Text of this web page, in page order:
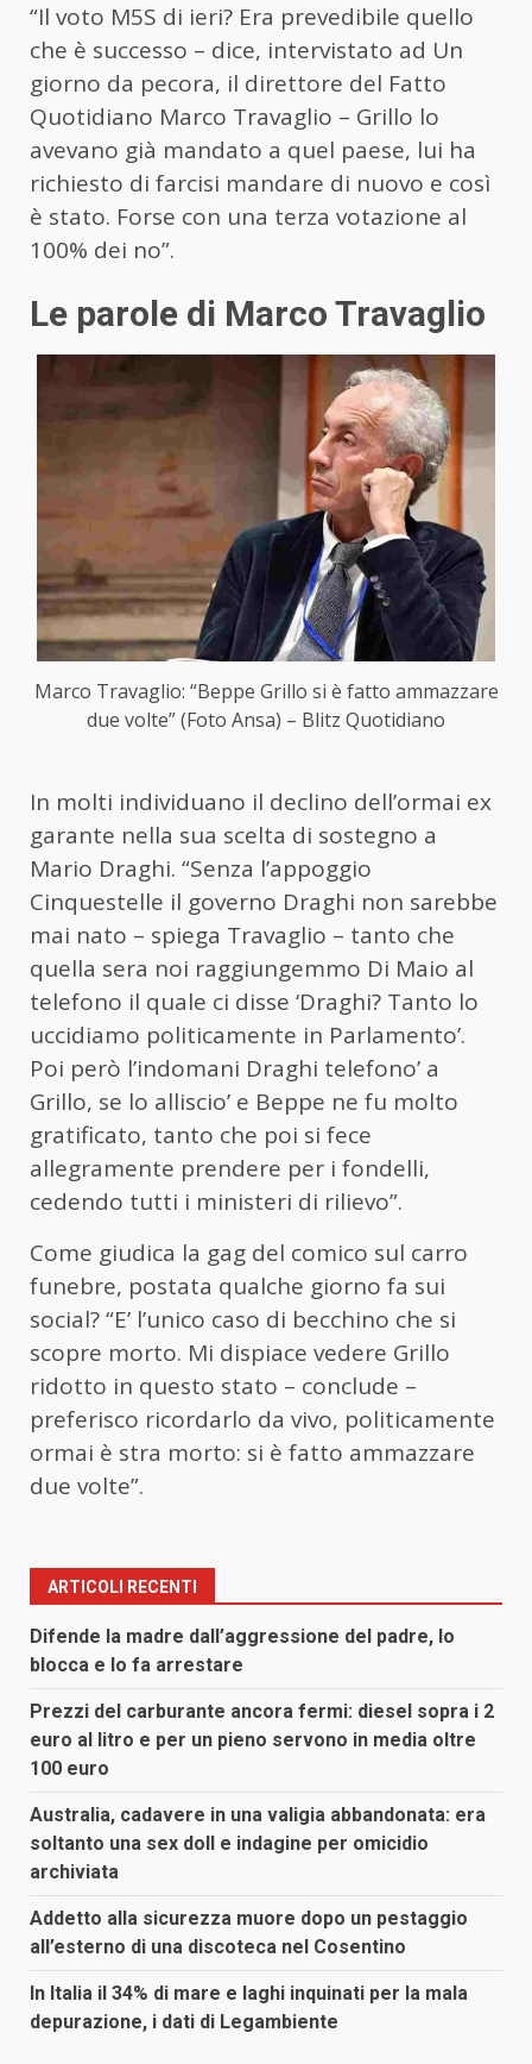
“Il voto M5S di ieri? Era prevedibile quello
che è successo – dice, intervistato ad Un
giorno da pecora, il direttore del Fatto
Quotidiano Marco Travaglio – Grillo lo
avevano già mandato a quel paese, lui ha
richiesto di farcisi mandare di nuovo e così
è stato. Forse con una terza votazione al
100% dei no”.
Le parole di Marco Travaglio
Marco Travaglio: “Beppe Grillo si è fatto ammazzare
due volte” (Foto Ansa) – Blitz Quotidiano
In molti individuano il declino dell’ormai ex
garante nella sua scelta di sostegno a
Mario Draghi. “Senza l’appoggio
Cinquestelle il governo Draghi non sarebbe
mai nato – spiega Travaglio – tanto che
quella sera noi raggiungemmo Di Maio al
telefono il quale ci disse ‘Draghi? Tanto lo
uccidiamo politicamente in Parlamento’.
Poi però l’indomani Draghi telefono’ a
Grillo, se lo alliscio’ e Beppe ne fu molto
gratificato, tanto che poi si fece
allegramente prendere per i fondelli,
cedendo tutti i ministeri di rilievo”.
Come giudica la gag del comico sul carro
funebre, postata qualche giorno fa sui
social? “E’ l’unico caso di becchino che si
scopre morto. Mi dispiace vedere Grillo
ridotto in questo stato – conclude –
preferisco ricordarlo da vivo, politicamente
ormai è stra morto: si è fatto ammazzare
due volte”.
ARTICOLI RECENTI
Difende la madre dall’aggressione del padre, lo
blocca e lo fa arrestare
Prezzi del carburante ancora fermi: diesel sopra i 2
euro al litro e per un pieno servono in media oltre
100 euro
Australia, cadavere in una valigia abbandonata: era
soltanto una sex doll e indagine per omicidio
archiviata
Addetto alla sicurezza muore dopo un pestaggio
all’esterno di una discoteca nel Cosentino
In Italia il 34% di mare e laghi inquinati per la mala
depurazione, i dati di Legambiente